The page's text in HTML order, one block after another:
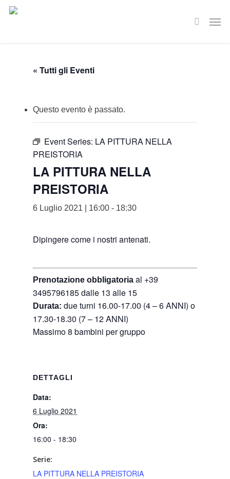
Skip
search
« Tutti gli Eventi
Questo evento è passato.
Event Series: LA PITTURA NELLA
PREISTORIA
LA PITTURA NELLA
PREISTORIA
6 Luglio 2021 | 16:00 - 18:30
Dipingere come i nostri antenati.
Prenotazione obbligatoria al +39
3495796185 dalle 13 alle 15
Durata:due turni 16.00-17.00 (4 – 6 ANNI) o
17.30-18.30 (7 – 12 ANNI)
Massimo 8 bambini per gruppo
DETTAGLI
Data:
6 Luglio 2021
Ora:
16:00 - 18:30
Serie:
LA PITTURA NELLA PREISTORIA